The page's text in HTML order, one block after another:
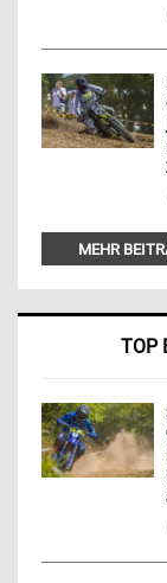
MEHR
TOP